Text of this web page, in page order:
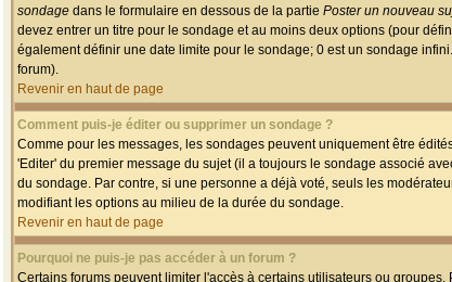
sondage dans le formulaire en dessous de la partie Poster un nouveau
devez entrer un titre pour le sondage et au moins deux options (pour
également définir une date limite pour le sondage; 0 est un sondage
forum).
Revenir en haut de page
Comment puis-je éditer ou supprimer un sondage ?
Comme pour les messages, les sondages peuvent uniquement être
'Editer' du premier message du sujet (il a toujours le sondage associé
du sondage. Par contre, si une personne a déjà voté, seuls les
modifiant les options au milieu de la durée du sondage.
Revenir en haut de page
Pourquoi ne puis-je pas accéder à un forum ?
Certains forums peuvent limiter l'accès à certains utilisateurs ou